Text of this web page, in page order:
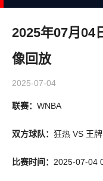
2025年07月04
像回放
2025-07-04
联赛： WNBA
双方球队： 狂热 VS 王牌
比赛时间： 2025-07-04